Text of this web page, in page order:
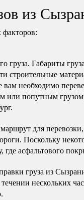
из
факторов:
груза. Габариты
строительные
необходимо
или попутным
для
Поскольку
где асфальтового
груза из
нескольких